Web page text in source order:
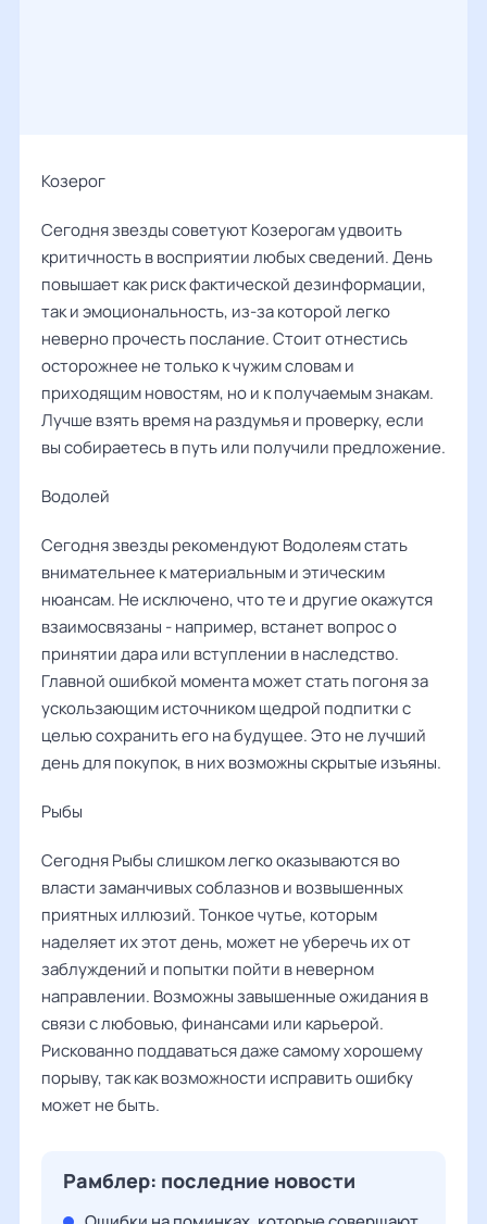
Козерог
Сегодня звезды советуют Козерогам удвоить
критичность в восприятии любых сведений. День
повышает как риск фактической дезинформации,
так и эмоциональность, из-за которой легко
неверно прочесть послание. Стоит отнестись
осторожнее не только к чужим словам и
приходящим новостям, но и к получаемым знакам.
Лучше взять время на раздумья и проверку, если
вы собираетесь в путь или получили предложение.
Водолей
Сегодня звезды рекомендуют Водолеям стать
внимательнее к материальным и этическим
нюансам. Не исключено, что те и другие окажутся
взаимосвязаны - например, встанет вопрос о
принятии дара или вступлении в наследство.
Главной ошибкой момента может стать погоня за
ускользающим источником щедрой подпитки с
целью сохранить его на будущее. Это не лучший
день для покупок, в них возможны скрытые изъяны.
Рыбы ‌‌
Сегодня Рыбы слишком легко оказываются во
власти заманчивых соблазнов и возвышенных
приятных иллюзий. Тонкое чутье, которым
наделяет их этот день, может не уберечь их от
заблуждений и попытки пойти в неверном
направлении. Возможны завышенные ожидания в
связи с любовью, финансами или карьерой.
Рискованно поддаваться даже самому хорошему
порыву, так как возможности исправить ошибку
может не быть.
Рамблер: последние новости